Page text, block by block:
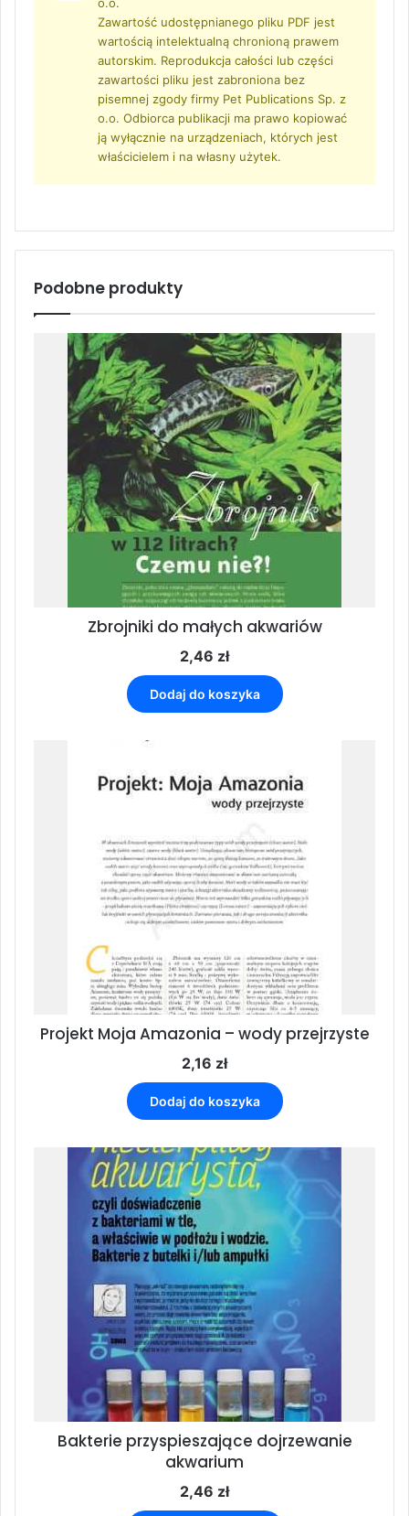
Zawartość udostępnianego pliku PDF jest
wartością intelektualną chronioną prawem
autorskim. Reprodukcja całości lub części
zawartości pliku jest zabroniona bez
pisemnej zgody firmy Pet Publications Sp. z
o.o. Odbiorca publikacji ma prawo kopiować
ją wyłącznie na urządzeniach, których jest
właścicielem i na własny użytek.
Podobne produkty
Zbrojniki do małych akwariów
2,46 zł
Dodaj do koszyka
Projekt Moja Amazonia – wody przejrzyste
2,16 zł
Dodaj do koszyka
Bakterie przyspieszające dojrzewanie
akwarium
2,46 zł